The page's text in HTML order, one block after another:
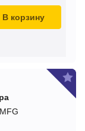
В корзину
MFG